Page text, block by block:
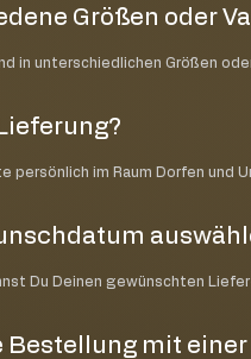
Größen oder
in unterschiedlichen Größen
persönlich im Raum Dorfen und
Du Deinen gewünschten
Bestellung mit